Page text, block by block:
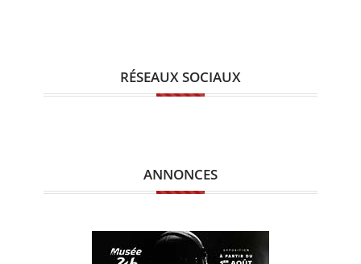
RÉSEAUX SOCIAUX
ANNONCES